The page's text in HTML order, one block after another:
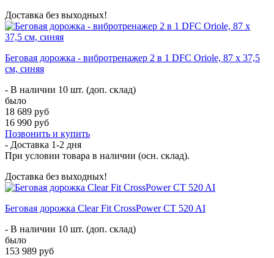
Доставка без выходных!
Беговая дорожка - вибротренажер 2 в 1 DFC Oriole, 87 х 37,5
см, синяя
- В наличии 10 шт. (доп. склад)
было
18 689 руб
16 990 руб
Позвонить и купить
- Доставка 1-2 дня
При условии товара в наличии (осн. склад).
Доставка без выходных!
Беговая дорожка Clear Fit CrossPower CT 520 AI
- В наличии 10 шт. (доп. склад)
было
153 989 руб